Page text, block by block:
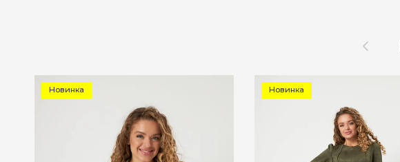
Назад
Новинка Новинка